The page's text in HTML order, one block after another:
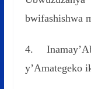
bwifashishwa
4.
y’Amategeko